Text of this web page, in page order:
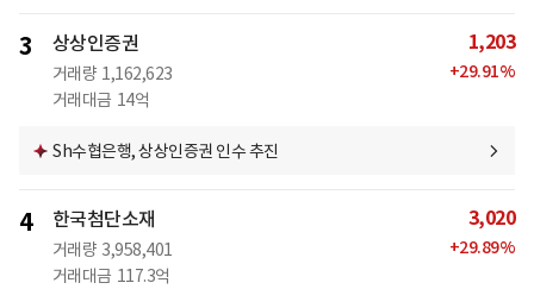
3 상상인증권
거래량 1,162,623
거래대금 14억
1,203
+29.91%
Sh수협은행, 상상인증권 인수 추진
4 한국첨단소재
거래량 3,958,401
거래대금 117.3억
3,020
+29.89%